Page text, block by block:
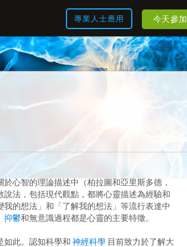
專業人士應用 今天參加
心智的理論描述中（柏拉圖和亞里斯多德，
法，包括現代觀點，都將心靈描述為經驗和
的想法」和「了解我的想法」等流行表達中
抑鬱和無意識過程都是心靈的主要特徵。
如此。認知科學和 神經科學 目前致力於了解大